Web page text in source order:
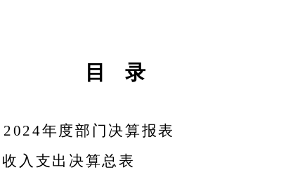
目 录
2024年度部门决算报表
入支出决算总表